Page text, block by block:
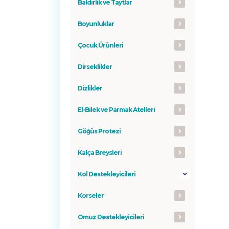
Baldırlık ve Taytlar
Boyunluklar
Çocuk Ürünleri
Dirseklikler
Dizlikler
El-Bilek ve Parmak Atelleri
Göğüs Protezi
Kalça Breysleri
Kol Destekleyicileri
Korseler
Omuz Destekleyicileri